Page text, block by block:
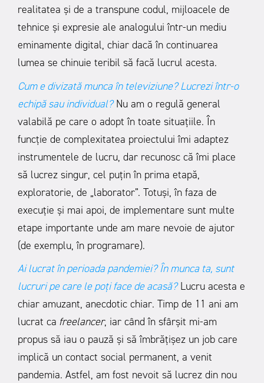
realitatea și de a transpune codul, mijloacele de
tehnice și expresie ale analogului într-un mediu
eminamente digital, chiar dacă în continuarea
lumea se chinuie teribil să facă lucrul acesta.
Cum e divizată munca în televiziune? Lucrezi într-o
echipă sau individual? Nu am o regulă general
valabilă pe care o adopt în toate situațiile. În
funcție de complexitatea proiectului îmi adaptez
instrumentele de lucru, dar recunosc că îmi place
să lucrez singur, cel puțin în prima etapă,
exploratorie, de „laborator”. Totuși, în faza de
execuție și mai apoi, de implementare sunt multe
etape importante unde am mare nevoie de ajutor
(de exemplu, în programare).
Ai lucrat în perioada pandemiei? În munca ta, sunt
lucruri pe care le poți face de acasă? Lucru acesta e
chiar amuzant, anecdotic chiar. Timp de 11 ani am
lucrat ca freelancer, iar când în sfârșit mi-am
propus să iau o pauză și să îmbrățișez un job care
implică un contact social permanent, a venit
pandemia. Astfel, am fost nevoit să lucrez din nou